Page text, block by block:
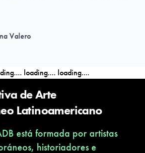
Valero
loading.... loading....
de Arte
Latinoamericano
está formada por artistas
historiadores e